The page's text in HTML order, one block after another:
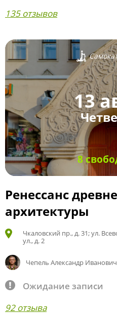
135 отзывов
13
8
Ренессанс
архитектуры
Чкаловский пр., д. 31; ул.
ул., д. 2
Чепель Александр Иванович
Ожидание записи
92 отзыва